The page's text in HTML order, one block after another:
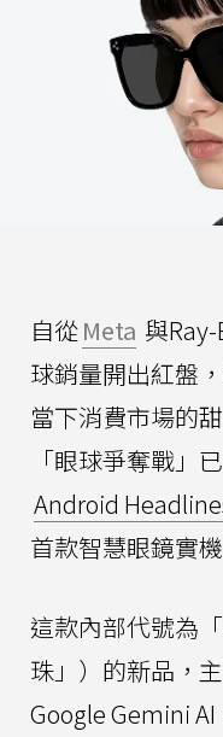
自從Meta 與
球銷量開出紅盤
當下消費市場的
「眼球爭奪戰」
Android
首款智慧眼鏡實
這款內部代號為
珠」）的新品，
Google Gemini